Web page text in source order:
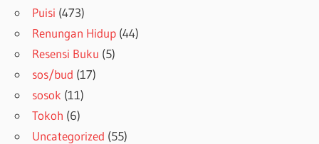
Puisi (473)
Renungan Hidup (44)
Resensi Buku (5)
sos/bud (17)
sosok (11)
Tokoh (6)
Uncategorized (55)